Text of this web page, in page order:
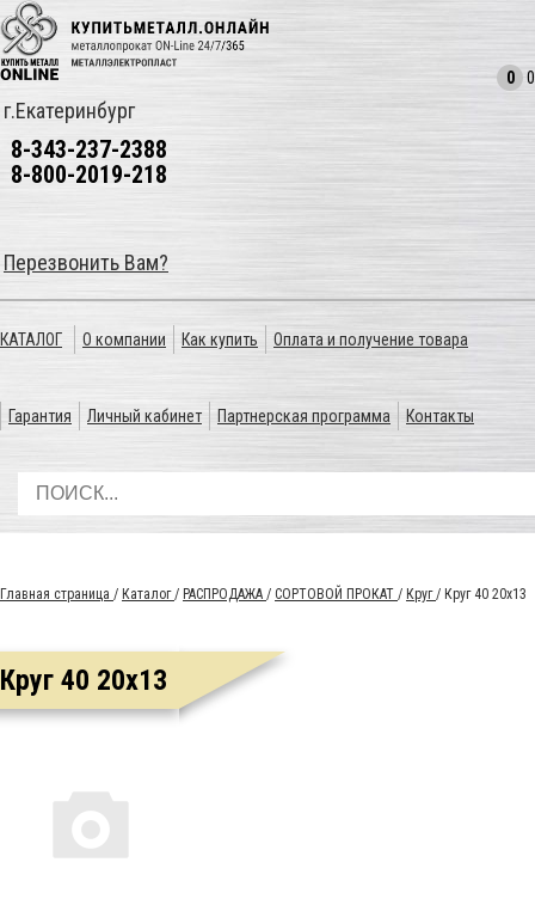
г.Екатеринбург
8-343-237-2388
8-800-2019-218
Перезвонить Вам?
0 0
КАТАЛОГ О компании Как купить Оплата и получение товара
Гарантия Личный кабинет Партнерская программа Контакты
Главная страница / Каталог / РАСПРОДАЖА / СОРТОВОЙ ПРОКАТ / Круг / Круг 40 20х13
Круг 40 20х13